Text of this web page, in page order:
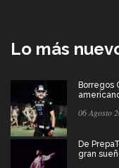
Lo más
Borregos
06 Agosto
De
gran